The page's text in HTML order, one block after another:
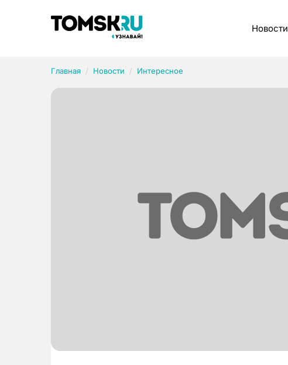
Новости
Главная Новости Интересное
Рубрики